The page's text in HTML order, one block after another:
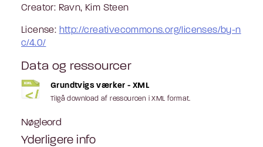
Creator: Ravn, Kim Steen
License: http://creativecommons.org/licenses/by-n
c/4.0/
Data og ressourcer
Grundtvigs værker - XML
Tilgå download af ressourcen i XML format.
Nøgleord
Yderligere info